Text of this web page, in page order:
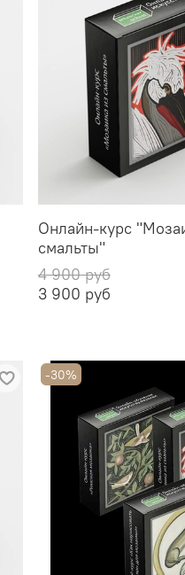
Онлайн-курс
смальты"
4 900 руб
3 900 руб
-30%